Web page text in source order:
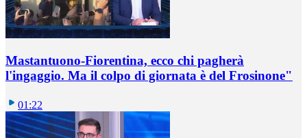
Mastantuono-Fiorentina, ecco chi pagherà
l'ingaggio. Ma il colpo di giornata è del Frosinone"
01:22